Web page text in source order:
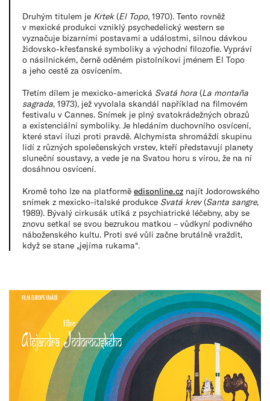
Druhým titulem je Krtek(El Topo, 1970). Tento rovněž
v mexické produkci vzniklý psychedelický western se
vyznačuje bizarními postavami a událostmi, silnou dávkou
židovsko-křesťanské symboliky a východní filozofie. Vypráví
o násilnickém, černě oděném pistolníkovi jménem El Topo
a jeho cestě za osvícením.
Třetím dílem je mexicko-americká Svatá hora (La montaña
sagrada, 1973), jež vyvolala skandál například na filmovém
festivalu v Cannes. Snímek je plný svatokrádežných obrazů
a existenciální symboliky. Je hledáním duchovního osvícení,
které staví iluzi proti pravdě. Alchymista shromáždí skupinu
lidí z různých společenských vrstev, kteří představují planety
sluneční soustavy, a vede je na Svatou horu s vírou, že na ní
dosáhnou osvícení.
Kromě toho lze na platformě edisonline.cz najít Jodorowského
snímek z mexicko-italské produkce Svatá krev(Santa sangre,
1989). Bývalý cirkusák utíká z psychiatrické léčebny, aby se
znovu setkal se svou bezrukou matkou – vůdkyní podivného
náboženského kultu. Proti své vůli začne brutálně vraždit,
když se stane „jejíma rukama“.